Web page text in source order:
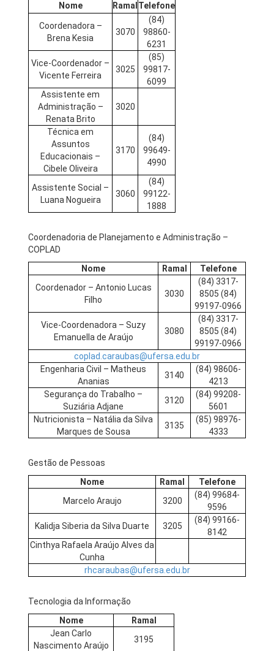
Nome
Ramal Telefone
Coordenadora –
Brena Kesia
3070
(84)
98860-
6231
Vice-Coordenador –
Vicente Ferreira
3025
(85)
99817-
6099
Assistente em
Administração –
Renata Brito
3020
Técnica em
Assuntos
Educacionais –
Cibele Oliveira
3170
(84)
99649-
4990
Assistente Social –
Luana Nogueira
3060
(84)
99122-
1888
Coordenadoria de Planejamento e Administração –
COPLAD
Nome
Ramal
Telefone
Coordenador – Antonio Lucas
Filho
3030
(84) 3317-
8505 (84)
99197-0966
Vice-Coordenadora – Suzy
Emanuella de Araújo
3080
(84) 3317-
8505 (84)
99197-0966
coplad.caraubas@ufersa.edu.br
Engenharia Civil – Matheus
Ananias
3140
(84) 98606-
4213
Segurança do Trabalho –
Suziária Adjane
3120
(84) 99208-
5601
Nutricionista – Natália da Silva
Marques de Sousa
3135
(85) 98976-
4333
Gestão de Pessoas
Nome
Ramal
Telefone
Marcelo Araujo
3200
(84) 99684-
9596
Kalidja Siberia da Silva Duarte
3205
(84) 99166-
8142
Cinthya Rafaela Araújo Alves da
Cunha
rhcaraubas@ufersa.edu.br
Tecnologia da Informação
Nome
Ramal
Jean Carlo
Nascimento Araújo
3195